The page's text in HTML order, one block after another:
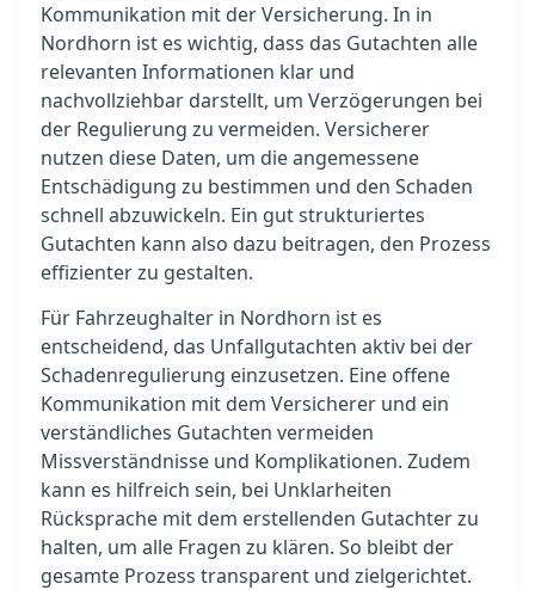
Kommunikation mit der Versicherung. In in
Nordhorn ist es wichtig, dass das Gutachten alle
relevanten Informationen klar und
nachvollziehbar darstellt, um Verzögerungen bei
der Regulierung zu vermeiden. Versicherer
nutzen diese Daten, um die angemessene
Entschädigung zu bestimmen und den Schaden
schnell abzuwickeln. Ein gut strukturiertes
Gutachten kann also dazu beitragen, den Prozess
effizienter zu gestalten.
Für Fahrzeughalter in Nordhorn ist es
entscheidend, das Unfallgutachten aktiv bei der
Schadenregulierung einzusetzen. Eine offene
Kommunikation mit dem Versicherer und ein
verständliches Gutachten vermeiden
Missverständnisse und Komplikationen. Zudem
kann es hilfreich sein, bei Unklarheiten
Rücksprache mit dem erstellenden Gutachter zu
halten, um alle Fragen zu klären. So bleibt der
gesamte Prozess transparent und zielgerichtet.